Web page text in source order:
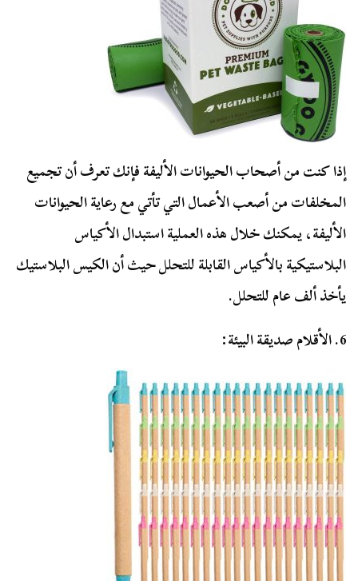
إذا كنت من أصحاب الحيوانات الأليفة فإنك تعرف أن تجميع
المخلفات من أصعب الأعمال التي تأتي مع رعاية الحيوانات
الأليفة، يمكنك خلال هذه العملية استبدال الأكياس
البلاستيكية بالأكياس القابلة للتحلل حيث أن الكيس البلاستيك
يأخذ ألف عام للتحلل.
6. الأقلام صديقة البيئة: